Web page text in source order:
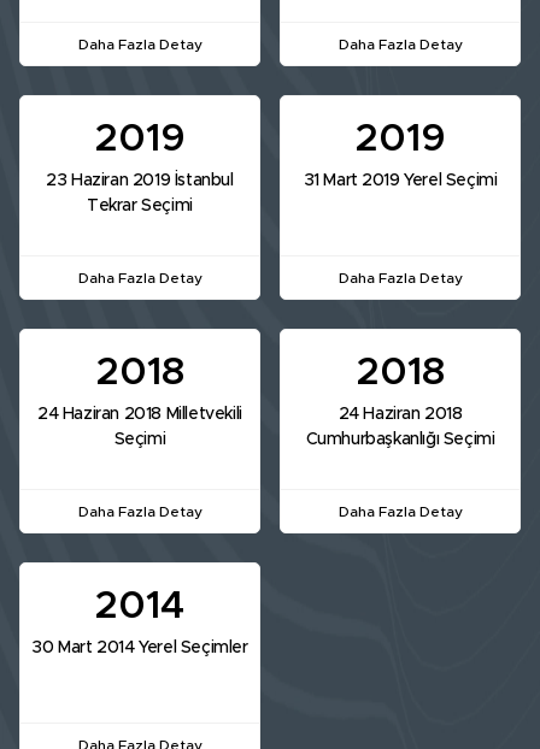
Daha Fazla Detay Daha Fazla Detay
2019
23 Haziran 2019 İstanbul
Tekrar Seçimi
Daha Fazla Detay
2019
31 Mart 2019 Yerel Seçimi
Daha Fazla Detay
2018
24 Haziran 2018 Milletvekili
Seçimi
Daha Fazla Detay
2018
24 Haziran 2018
Cumhurbaşkanlığı Seçimi
Daha Fazla Detay
2014
30 Mart 2014 Yerel Seçimler
Daha Fazla Detay